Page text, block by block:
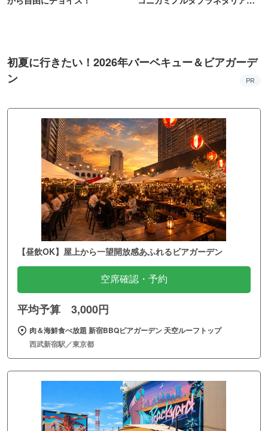
初夏に行きたい！2026年バーベキュー＆ビアガーデ
ン
PR
【昼飲OK】屋上から一望開放感あふれるビアガーデン
空席確認・予約
平均予算 3,000円
肉＆海鮮食べ放題 新宿BBQビアガーデン 天空ルーフトップ
西武新宿駅／東京都